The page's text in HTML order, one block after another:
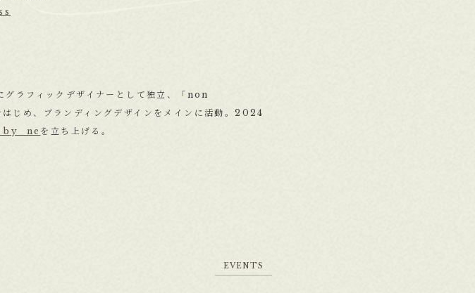
ラフィックデザイナーとして独立、「non
じめ、ブランディングデザインをメインに活動。2024
を立ち上げる。
EVEN TS
EVENTS